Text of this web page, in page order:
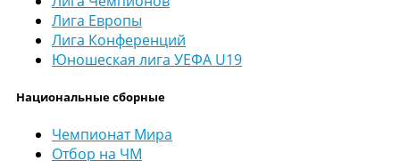
Лига Европы
Лига Конференций
Юношеская лига УЕФА U19
Национальные сборные
Чемпионат Мира
Отбор на ЧМ